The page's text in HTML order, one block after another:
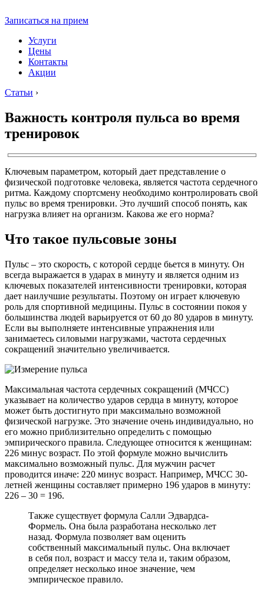
Записаться на прием
Услуги
Цены
Контакты
Акции
Статьи ›
Важность контроля пульса во время
тренировок
Ключевым параметром, который дает представление о
физической подготовке человека, является частота сердечного
ритма. Каждому спортсмену необходимо контролировать свой
пульс во время тренировки. Это лучший способ понять, как
нагрузка влияет на организм. Какова же его норма?
Что такое пульсовые зоны
Пульс – это скорость, с которой сердце бьется в минуту. Он
всегда выражается в ударах в минуту и ​​является одним из
ключевых показателей интенсивности тренировки, которая
дает наилучшие результаты. Поэтому он играет ключевую
роль для спортивной медицины. Пульс в состоянии покоя у
большинства людей варьируется от 60 до 80 ударов в минуту.
Если вы выполняете интенсивные упражнения или
занимаетесь силовыми нагрузками, частота сердечных
сокращений значительно увеличивается.
Максимальная частота сердечных сокращений (МЧСС)
указывает на количество ударов сердца в минуту, которое
может быть достигнуто при максимально возможной
физической нагрузке. Это значение очень индивидуально, но
его можно приблизительно определить с помощью
эмпирического правила. Следующее относится к женщинам:
226 минус возраст. По этой формуле можно вычислить
максимально возможный пульс. Для мужчин расчет
проводится иначе: 220 минус возраст. Например, МЧСС 30-
летней женщины составляет примерно 196 ударов в минуту:
226 – 30 = 196.
Также существует формула Салли Эдвардса-
Формель. Она была разработана несколько лет
назад. Формула позволяет вам оценить
собственный максимальный пульс. Она включает
в себя пол, возраст и массу тела и, таким образом,
определяет несколько иное значение, чем
эмпирическое правило.